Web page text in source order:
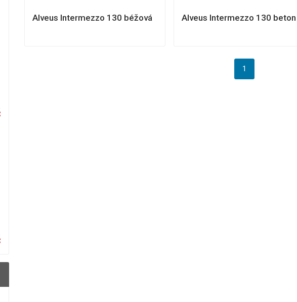
Alveus Intermezzo 130 béžová Alveus Intermezzo 130 beton
1